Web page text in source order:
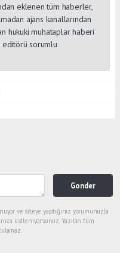
eklenen tüm haberler,
ajans kanallarından
hukuki muhataplar haberi
sorumlu
Gonder
ve siteye yaptığınız yorumunuzla
üstleniyorsunuz. Yazılan tüm